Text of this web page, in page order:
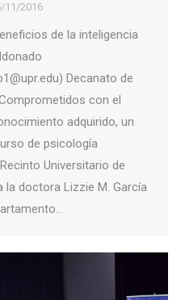
11/2016
de la inteligencia
Decanato de
con el
adquirido, un
de psicología
Universitario de
la doctora Lizzie M. García